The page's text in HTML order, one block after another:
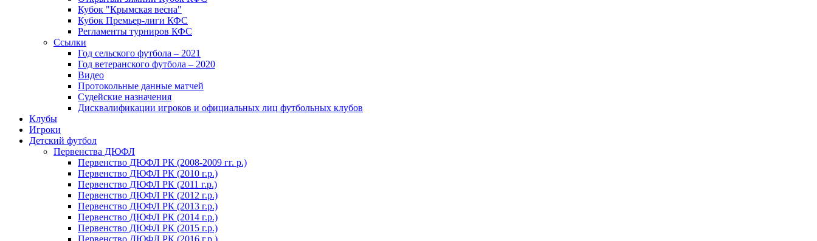
Кубок "Крымская весна"
Кубок Премьер-лиги КФС
Регламенты турниров КФС
Ссылки
Год сельского футбола – 2021
Год ветеранского футбола – 2020
Видео
Протокольные данные матчей
Судейские назначения
Дисквалификации игроков и официальных лиц футбольных клубов
Клубы
Игроки
Детский футбол
Первенства ДЮФЛ
Первенство ДЮФЛ РК (2008-2009 гг. р.)
Первенство ДЮФЛ РК (2010 г.р.)
Первенство ДЮФЛ РК (2011 г.р.)
Первенство ДЮФЛ РК (2012 г.р.)
Первенство ДЮФЛ РК (2013 г.р.)
Первенство ДЮФЛ РК (2014 г.р.)
Первенство ДЮФЛ РК (2015 г.р.)
Первенство ДЮФЛ РК (2016 г.р.)